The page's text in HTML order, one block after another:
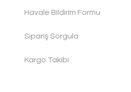
Havale Bildirim Formu
Sipariş Sorgula
Kargo Takibi